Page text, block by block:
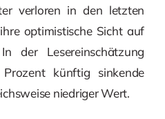
verloren in den letzten
optimistische Sicht auf
der Lesereinschätzung
künftig sinkende
niedriger Wert.